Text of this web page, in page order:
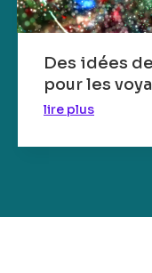
Des idées
pour les
lire plus